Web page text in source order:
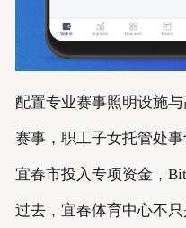
配置专业赛事照明设施
赛事，职工子女托管处
宜春市投入专项资金，
过去，宜春体育中心不